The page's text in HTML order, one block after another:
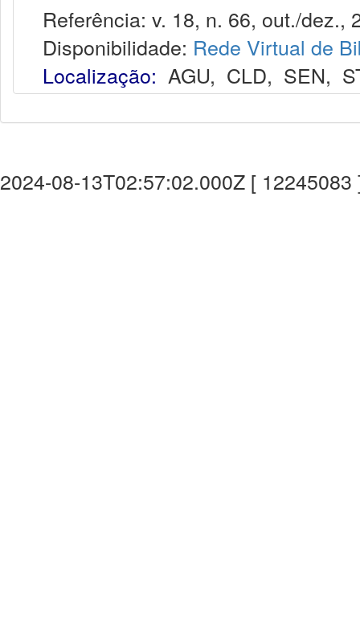
Referência: v. 18, n. 66, out./dez.,
Disponibilidade: Rede Virtual de
Localização: AGU, CLD, SEN,
2024-08-13T02:57:02.000Z [ 12245083